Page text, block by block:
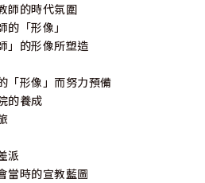
師的時代氛圍
「形像」
」的形像所塑造
「形像」而努力預備
的養成
派
當時的宣教藍圖